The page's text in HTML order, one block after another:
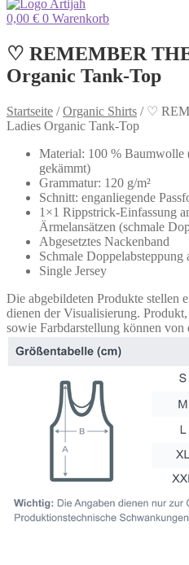
0,00 € 0 Warenkorb
♡ REMEMBER
Organic Tank-Top
Startseite /Organic Shirts / ♡
Ladies Organic Tank-Top
Material: 100 % Baumwolle
gekämmt)
Grammatur: 120 g/m²
Schnitt: enganliegende
1×1 Rippstrick-Einfassung
Ärmelansätzen (schmale
Abgesetztes Nackenband
Schmale Doppelabsteppung
Single Jersey
Die abgebildeten Produkte stellen
dienen der Visualisierung.
sowie Farbdarstellung können